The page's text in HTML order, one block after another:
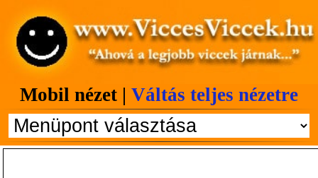
Mobil nézet | Váltás teljes nézetre